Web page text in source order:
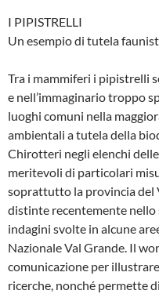
I PIPISTRELLI
Un esempio di tutela
Tra i mammiferi i pipistrelli
e nell’immaginario troppo
luoghi comuni nella
ambientali a tutela della
Chirotteri negli elenchi
meritevoli di particolari
soprattutto la provincia del
distinte recentemente
indagini svolte in alcune
Nazionale Val Grande. Il
comunicazione per
ricerche, nonché permette